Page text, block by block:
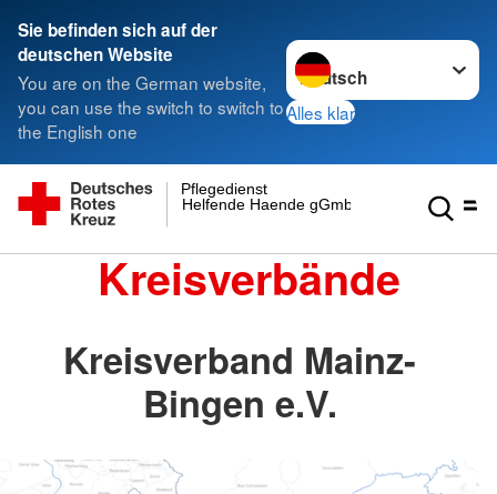
Sie befinden sich auf der
deutschen Website
You are on the German website,
you can use the switch to switch to
the English one
Sprache wechseln zu
Alles klar
Helfende Haende gGmbH
Pflegedienst
Kreisverbände
Kreisverband Mainz-
Bingen e.V.